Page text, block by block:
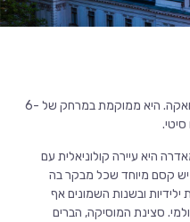
אואחאקה היא עיר הבירה של מחוז אואחאקה. היא ממוקמת במרחק של 6-
היא עיירה קולוניאלית עם
יש קסם מיוחד שכל מבקר בה
ילידיות ובשנות השמונים אף
סצינת המוסיקה, הברים